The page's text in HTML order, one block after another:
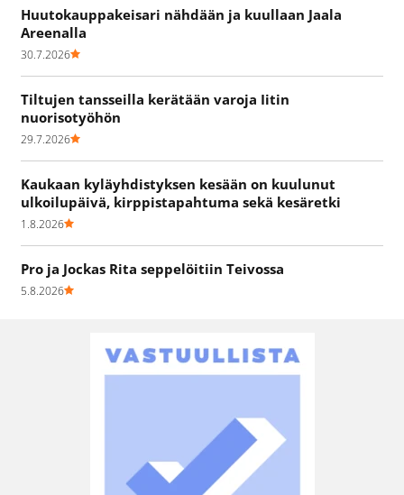
Huutokauppakeisari nähdään ja kuullaan Jaala
Areenalla
30.7.2026
Tiltujen tansseilla kerätään varoja Iitin
nuorisotyöhön
29.7.2026
Kaukaan kyläyhdistyksen kesään on kuulunut
ulkoilupäivä, kirppistapahtuma sekä kesäretki
1.8.2026
Pro ja Jockas Rita seppelöitiin Teivossa
5.8.2026